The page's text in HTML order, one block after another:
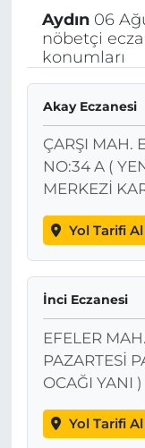
Aydın06
nöbetçi
konumları
Akay Eczanesi
ÇARŞI MAH.
NO:34 A (
MERKEZİ
Yol Tarifi Al
İnci Eczanesi
EFELER
PAZARTESİ
OCAĞI YANI )
Yol Tarifi Al